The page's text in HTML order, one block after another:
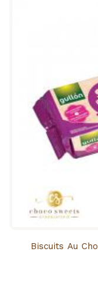
Biscuits Au